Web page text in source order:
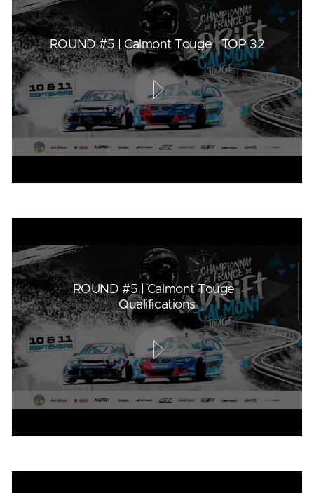
ROUND #5 | Calmont Touge | TOP 32
ROUND #5 | Calmont Touge |
Qualifications